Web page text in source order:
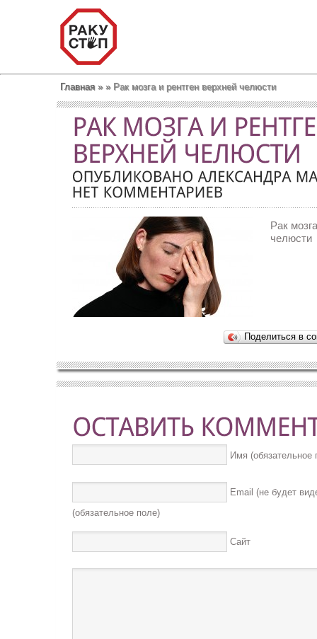
Главная » »Рак мозга и рентген верхней челюсти
Рак
челюсти
Поделиться в
Имя (обязательное
Email (не будет
(обязательное поле)
Сайт